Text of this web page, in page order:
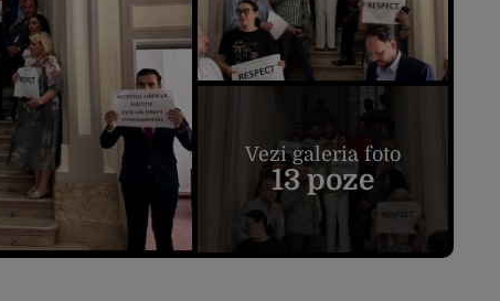
Vezi galeria foto
13 poze